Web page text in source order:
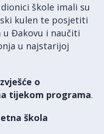
škole imali su
kulen te posjetiti
u Đakovu i naučiti
u najstarijoj
o
tijekom programa.
škola